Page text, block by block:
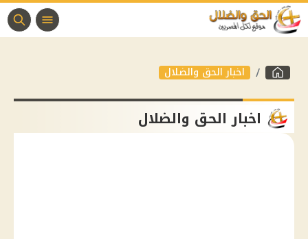
اخبار الحق والضلال
اخبار الحق والضلال